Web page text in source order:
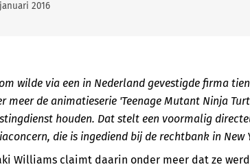
2016
wilde via een in Nederland gevestigde firma
meer de animatieserie 'Teenage Mutant Ninja
houden. Dat stelt een voormalig
die is ingediend bij de rechtbank in New
Williams claimt daarin onder meer dat ze